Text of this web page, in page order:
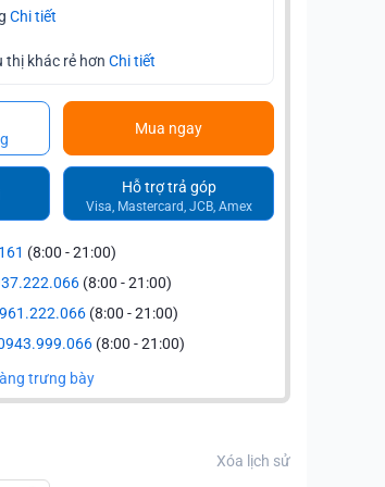
Chi tiết
thị khác rẻ hơn Chi tiết
Mua ngay
Hỗ trợ trả góp
Visa, Mastercard, JCB, Amex
(8:00 - 21:00)
(8:00 - 21:00)
(8:00 - 21:00)
(8:00 - 21:00)
trưng bày
Xóa lịch sử